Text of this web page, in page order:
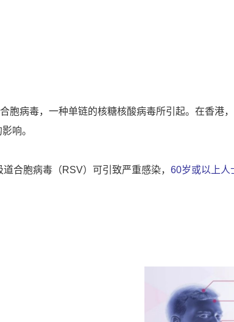
胞病毒，一种单链的核糖核酸病毒所引起。在香港
响。
合胞病毒（RSV）可引致严重感染， 60岁或以上人